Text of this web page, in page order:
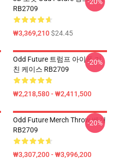
RB2709
₩3,369,210$24.45
Odd Future 트럼프 아이폰 거
친 케이스 RB2709
₩2,218,580 - ₩2,411,500
-20%
Odd Future Merch Throw 베개
RB2709
₩3,307,200 - ₩3,996,200
-20%